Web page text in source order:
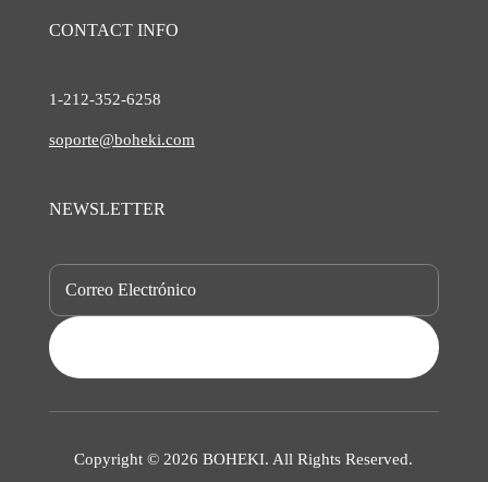
CONTACT INFO
1-212-352-6258
soporte@boheki.com
NEWSLETTER
Copyright © 2026 BOHEKI. All Rights Reserved.